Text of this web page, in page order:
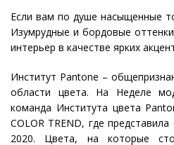
Если вам по душе насыщенные
Изумрудные и бордовые
интерьер в качестве ярких
Институт Pantone –
области цвета. На Неделе
команда Института цвета
COLOR TREND, где
2020. Цвета, на которые